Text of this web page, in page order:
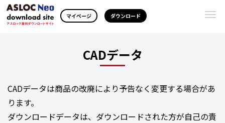
マイページ ダウンロード
CADデータ
CADデータは商品の改廃により予告なく変更する場合があ
ります。
ダウンロードデータは、ダウンロードされた方が自己の責